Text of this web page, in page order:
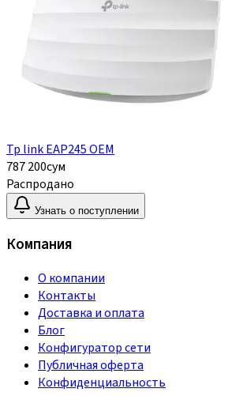
Tp link EAP245 OEM
787 200сум
Распродано
Узнать о поступлении
Компания
О компании
Контакты
Доставка и оплата
Блог
Конфигуратор сети
Публичная оферта
Конфиденциальность